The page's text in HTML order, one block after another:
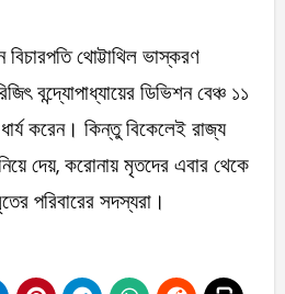
থোট্টাথিল ভাস্করণ
বন্দ্যোপাধ্যায়ের ডিভিশন বেঞ্চ ১১
করেন। কিন্তু বিকেলেই রাজ্য
দেয়, করোনায় মৃতদের এবার থেকে
পরিবারের সদস্যরা।